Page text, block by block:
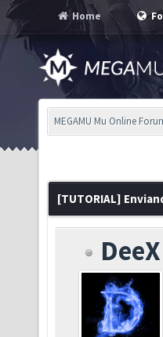
Home
MEGAMU Mu Online
[TUTORIAL]
DeeX